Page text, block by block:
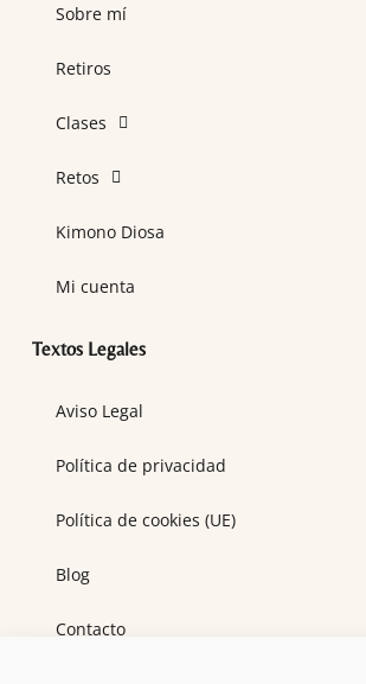
Sobre mí
Retiros
Clases
Retos
Kimono Diosa
Mi cuenta
Textos Legales
Aviso Legal
Política de privacidad
Política de cookies (UE)
Blog
Contacto